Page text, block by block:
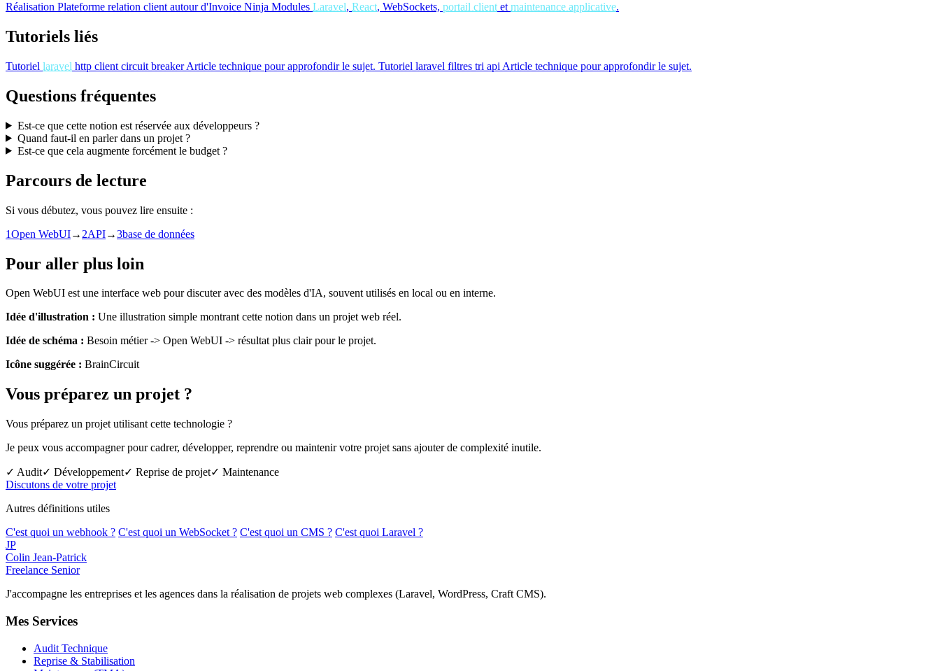
Réalisation Plateforme relation client autour d'Invoice Ninja Modules Laravel, React, WebSockets, portail client et maintenance applicative.
Tutoriels liés
Tutoriel laravel http client circuit breaker Article technique pour approfondir le sujet. Tutoriel laravel filtres tri api Article technique pour approfondir le sujet.
Questions fréquentes
Est-ce que cette notion est réservée aux développeurs ?
Quand faut-il en parler dans un projet ?
Est-ce que cela augmente forcément le budget ?
Parcours de lecture
Si vous débutez, vous pouvez lire ensuite :
1Open WebUI→ 2API→3base de données
Pour aller plus loin
Open WebUI est une interface web pour discuter avec des modèles d'IA, souvent utilisés en local ou en interne.
Idée d'illustration : Une illustration simple montrant cette notion dans un projet web réel.
Idée de schéma : Besoin métier -> Open WebUI -> résultat plus clair pour le projet.
Icône suggérée : BrainCircuit
Vous préparez un projet ?
Vous préparez un projet utilisant cette technologie ?
Je peux vous accompagner pour cadrer, développer, reprendre ou maintenir votre projet sans ajouter de complexité inutile.
✓ Audit✓ Développement✓ Reprise de projet✓ Maintenance
Discutons de votre projet
Autres définitions utiles
C'est quoi un webhook ? C'est quoi un WebSocket ? C'est quoi un CMS ? C'est quoi Laravel ?
JP
Colin Jean-Patrick
Freelance Senior
J'accompagne les entreprises et les agences dans la réalisation de projets web complexes (Laravel, WordPress, Craft CMS).
Mes Services
Audit Technique
Reprise & Stabilisation